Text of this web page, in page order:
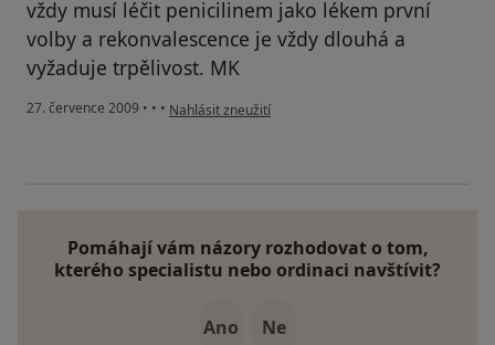
vždy musí léčit penicilinem jako lékem první
volby a rekonvalescence je vždy dlouhá a
vyžaduje trpělivost. MK
27. července 2009 • • • podle názoru uživatele Pacient
Nahlásit zneužití
Pomáhají vám názory rozhodovat o tom,
kterého specialistu nebo ordinaci navštívit?
Ano Ne